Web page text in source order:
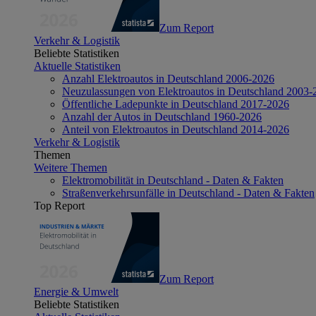
Zum Report
Verkehr & Logistik
Beliebte Statistiken
Aktuelle Statistiken
Anzahl Elektroautos in Deutschland 2006-2026
Neuzulassungen von Elektroautos in Deutschland 2003-
Öffentliche Ladepunkte in Deutschland 2017-2026
Anzahl der Autos in Deutschland 1960-2026
Anteil von Elektroautos in Deutschland 2014-2026
Verkehr & Logistik
Themen
Weitere Themen
Elektromobilität in Deutschland - Daten & Fakten
Straßenverkehrsunfälle in Deutschland - Daten & Fakten
Top Report
Zum Report
Energie & Umwelt
Beliebte Statistiken